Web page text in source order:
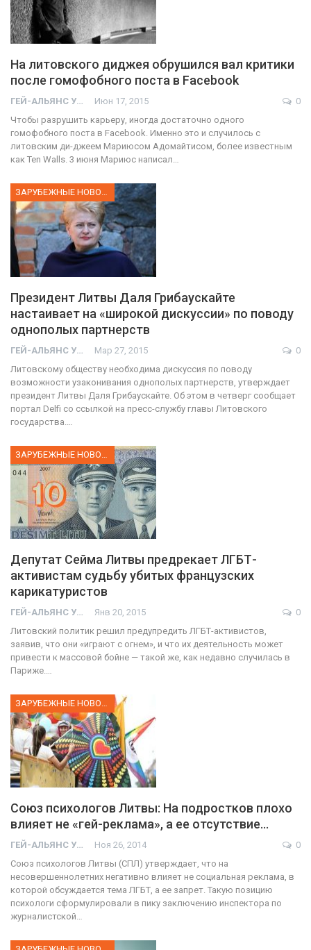
На литовского диджея обрушился вал критики
после гомофобного поста в Facebook
ГЕЙ-АЛЬЯНС УКРАИНА Июн 17, 2015
0
Чтобы разрушить карьеру, иногда достаточно одного
гомофобного поста в Facebook. Именно это и случилось с
литовским ди-джеем Мариюсом Адомайтисом, более известным
как Ten Walls. 3 июня Мариюс написал…
ЗАРУБЕЖНЫЕ НОВОСТИ
Президент Литвы Даля Грибаускайте
настаивает на «широкой дискуссии» по поводу
однополых партнерств
ГЕЙ-АЛЬЯНС УКРАИНА Мар 27, 2015
0
Литовскому обществу необходима дискуссия по поводу
возможности узаконивания однополых партнерств, утверждает
президент Литвы Даля Грибаускайте. Об этом в четверг сообщает
портал Delfi со ссылкой на пресс-службу главы Литовского
государства.…
Депутат Сейма Литвы предрекает ЛГБТ-
активистам судьбу убитых французских
карикатуристов
ГЕЙ-АЛЬЯНС УКРАИНА Янв 20, 2015
0
Литовский политик решил предупредить ЛГБТ-активистов,
заявив, что они «играют с огнем», и что их деятельность может
привести к массовой бойне — такой же, как недавно случилась в
Париже.…
ЗАРУБЕЖНЫЕ НОВОСТИ
Союз психологов Литвы: На подростков плохо
влияет не «гей-реклама», а ее отсутствие…
ГЕЙ-АЛЬЯНС УКРАИНА Ноя 26, 2014
0
Союз психологов Литвы (СПЛ) утверждает, что на
несовершеннолетних негативно влияет не социальная реклама, в
которой обсуждается тема ЛГБТ, а ее запрет. Такую позицию
психологи сформулировали в пику заключению инспектора по
журналистской…